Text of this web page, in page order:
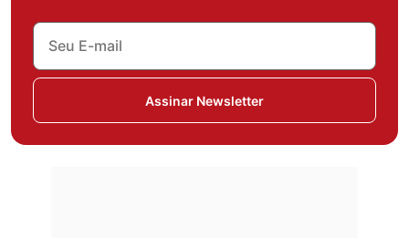
Assinar Newsletter